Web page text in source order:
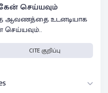
செய்யவும்
ஆவணத்தை உடனடியாக
CITE குறிப்பு